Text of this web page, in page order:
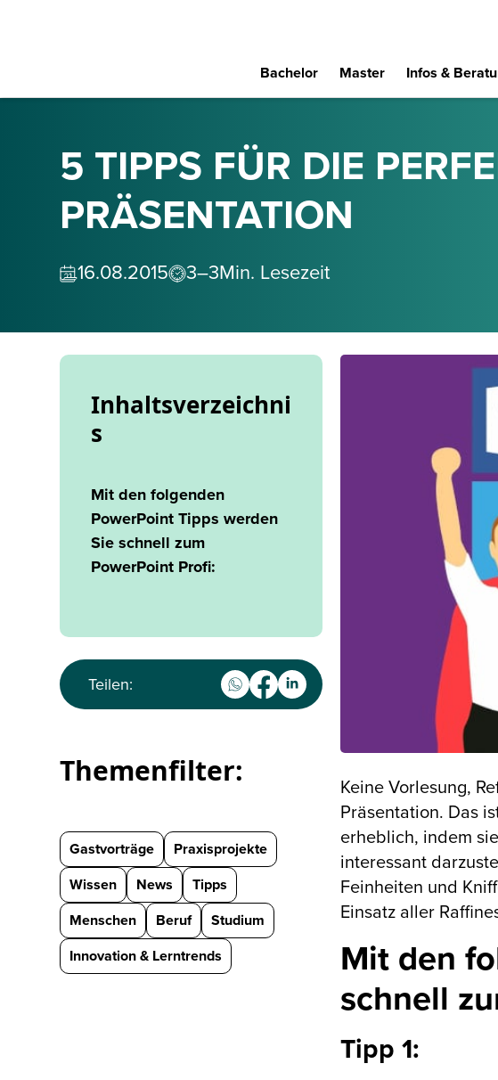
Bachelor Master Infos &
5 TIPPS FÜR DIE
PRÄSENTATION
16.08.2015 3–3Min. Lesezeit
Inhaltsverzeichni
s
Mit den folgenden
PowerPoint Tipps werden
Sie schnell zum
PowerPoint Profi:
Teilen:
Themenfilter:
Gastvorträge
Praxisprojekte
Wissen
News
Tipps
Menschen
Beruf
Studium
Innovation & Lerntrends
Keine Vorlesung,
Präsentation. Das
erheblich, indem
interessant
Feinheiten und
Einsatz aller
Mit den
schnell
Tipp 1: